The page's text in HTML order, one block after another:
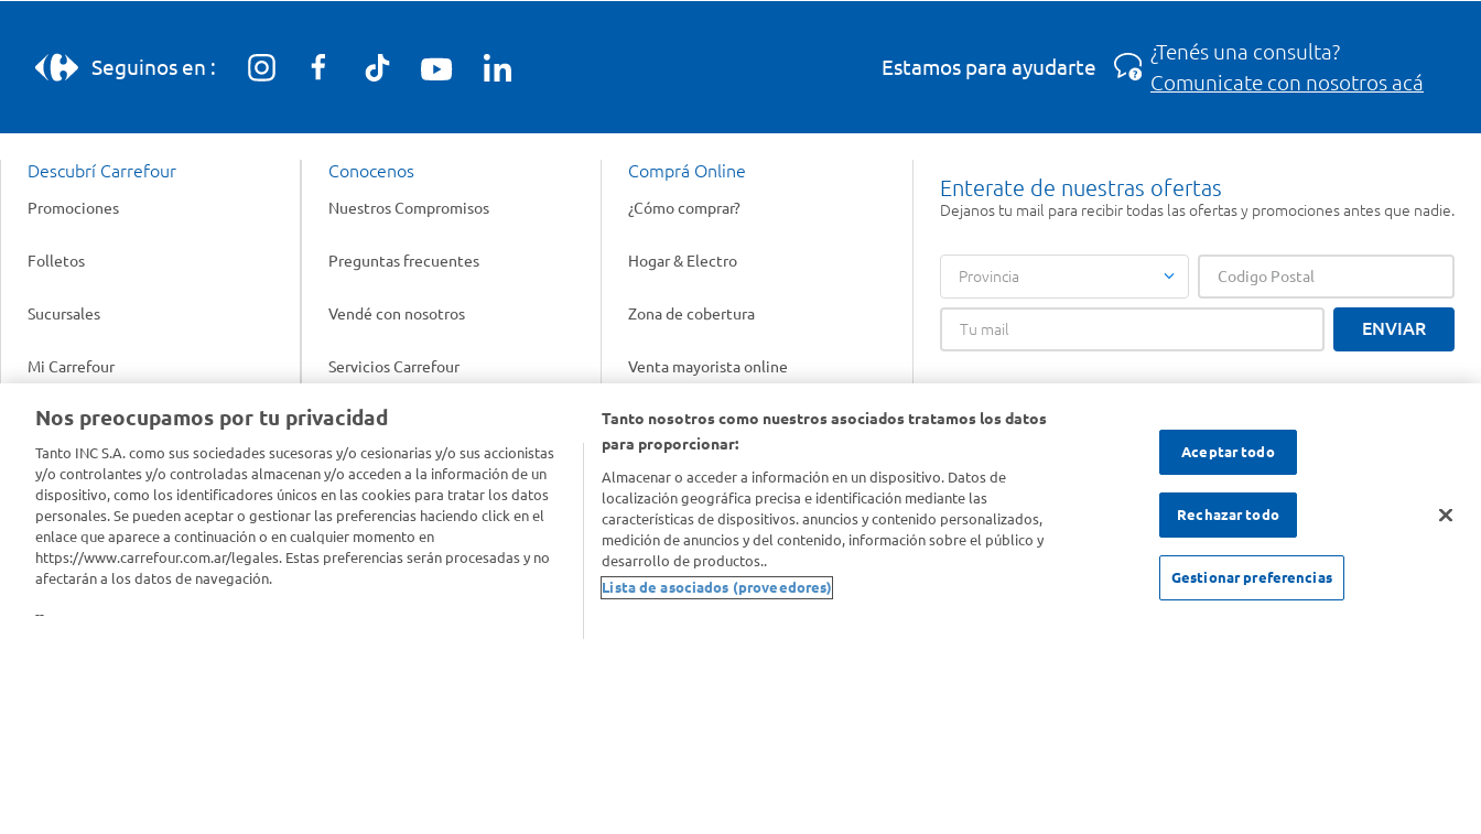
Seguinos en : Estamos para ayudarte
¿Tenés una consulta?
Comunicate con nosotros acá
Descubrí Carrefour
Promociones
Folletos
Sucursales
Mi Carrefour
Productos Carrefour
Tarjeta Mi Carrefour
Panel Carrefour
Puntos Verdes
Conocenos
Nuestros Compromisos
Preguntas frecuentes
Vendé con nosotros
Servicios Carrefour
Info útil
Tasas de interés
Contacto
Comprá Online
¿Cómo comprar?
Hogar & Electro
Zona de cobertura
Venta mayorista online
Gift cards empresariales
Enterate de nuestras ofertas
Dejanos tu mail para recibir todas las ofertas y promociones antes que nadie.
Provincia
ENVIAR
Nos preocupamos por tu privacidad
Tanto INC S.A. como sus sociedades sucesoras y/o cesionarias y/o sus accionistas
y/o controlantes y/o controladas almacenan y/o acceden a la información de un
dispositivo, como los identificadores únicos en las cookies para tratar los datos
personales. Se pueden aceptar o gestionar las preferencias haciendo click en el
enlace que aparece a continuación o en cualquier momento en
https://www.carrefour.com.ar/legales. Estas preferencias serán procesadas y no
afectarán a los datos de navegación.
--
Tanto nosotros como nuestros asociados tratamos los datos
para proporcionar:
Almacenar o acceder a información en un dispositivo. Datos de
localización geográfica precisa e identificación mediante las
características de dispositivos. anuncios y contenido personalizados,
medición de anuncios y del contenido, información sobre el público y
desarrollo de productos..
Lista de asociados (proveedores)
Aceptar todo
Rechazar todo
Gestionar preferencias